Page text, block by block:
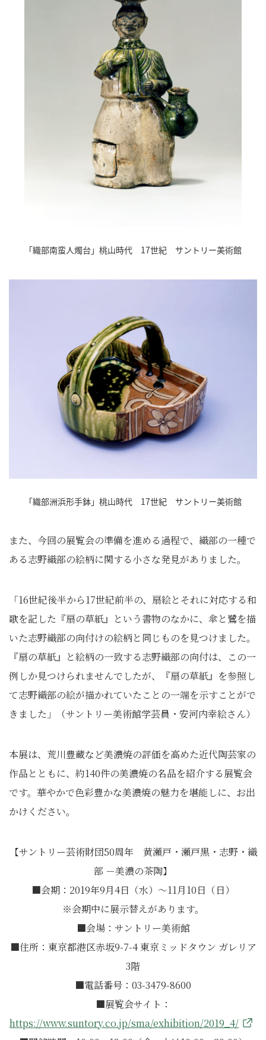
「織部南蛮人燭台」桃山時代 17世紀 サントリー美術館
「織部洲浜形手鉢」桃山時代 17世紀 サントリー美術館
また、今回の展覧会の準備を進める過程で、織部の一種で
ある志野織部の絵柄に関する小さな発見がありました。
「16世紀後半から17世紀前半の、扇絵とそれに対応する和
歌を記した『扇の草紙』という書物のなかに、傘と鷺を描
いた志野織部の向付けの絵柄と同じものを見つけました。
『扇の草紙』と絵柄の一致する志野織部の向付は、この一
例しか見つけられませんでしたが、『扇の草紙』を参照し
て志野織部の絵が描かれていたことの一端を示すことがで
きました」（サントリー美術館学芸員・安河内幸絵さん）
本展は、荒川豊蔵など美濃焼の評価を高めた近代陶芸家の
作品とともに、約140件の美濃焼の名品を紹介する展覧会
です。華やかで色彩豊かな美濃焼の魅力を堪能しに、お出
かけください。
【サントリー芸術財団50周年 黄瀬戸・瀬戸黒・志野・織
部 －美濃の茶陶】
■会期：2019年9月4日（水）～11月10日（日）
※会期中に展示替えがあります。
■会場：サントリー美術館
■住所：東京都港区赤坂9-7-4 東京ミッドタウン ガレリア
3階
■電話番号：03-3479-8600
■展覧会サイト：
https://www.suntory.co.jp/sma/exhibition/2019_4/